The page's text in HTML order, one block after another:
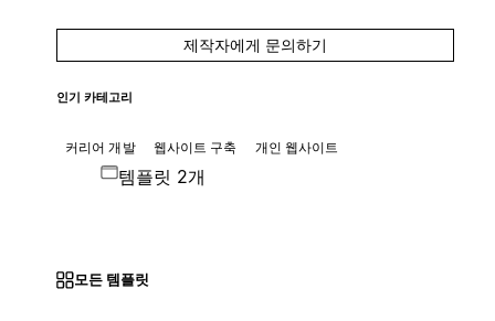
제작자에게 문의하기
인기 카테고리
커리어 개발 웹사이트 구축 개인 웹사이트
템플릿 2개
모든 템플릿